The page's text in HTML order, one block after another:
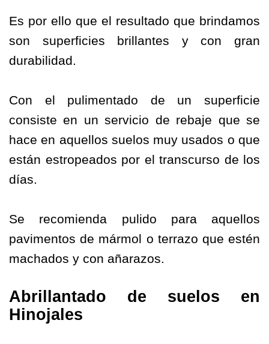
Es por ello que el resultado que brindamos
son superficies brillantes y con gran
durabilidad.
Con el pulimentado de un superficie
consiste en un servicio de rebaje que se
hace en aquellos suelos muy usados o que
están estropeados por el transcurso de los
días.
Se recomienda pulido para aquellos
pavimentos de mármol o terrazo que estén
machados y con añarazos.
Abrillantado de suelos en
Hinojales